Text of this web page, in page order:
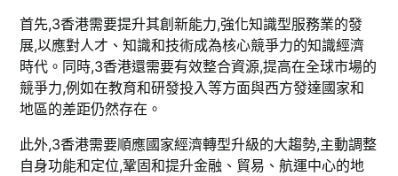
首先,3香港需要提升其創新能力,強化知識型服務業的發
展,以應對人才、知識和技術成為核心競爭力的知識經濟
時代。同時,3香港還需要有效整合資源,提高在全球市場的
競爭力,例如在教育和研發投入等方面與西方發達國家和
地區的差距仍然存在。
此外,3香港需要順應國家經濟轉型升級的大趨勢,主動調整
自身功能和定位,鞏固和提升金融、貿易、航運中心的地